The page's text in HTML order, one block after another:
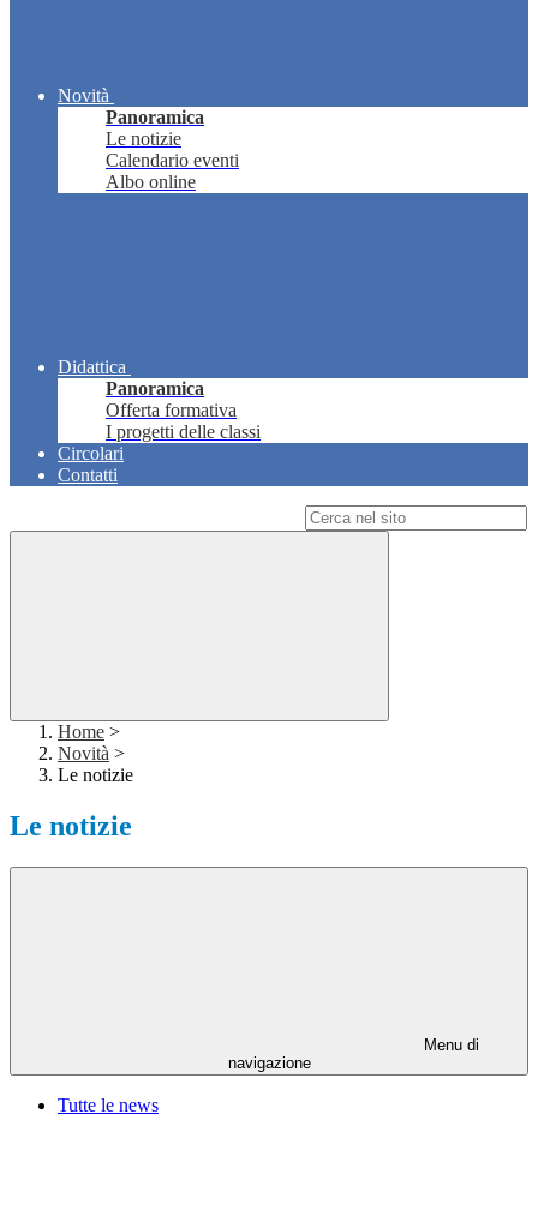
Novità
Panoramica
Le notizie
Calendario eventi
Albo online
Didattica
Panoramica
Offerta formativa
I progetti delle classi
Circolari
Contatti
Home >
Novità >
Le notizie
Le notizie
Menu di
navigazione
Tutte le news